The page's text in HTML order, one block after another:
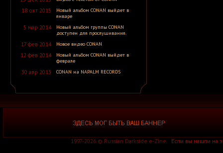
A-Z
A.A. Williams
A.D. 2020
A.M.E.N.
A.N.I.M.A.L.
A.P.
A.R.G.
A.Tchort
Aabsinthe
Aaetheria
Aarni
Aasar
Ab Aeterno
18 окт 2015
Новый альбом CONAN выйдет в
январе
5 мар 2014
Новый альбом группы CONAN
доступен для прослушивания.
17 фев 2014 Новое видео CONAN
12 фев 2014
Новый альбом CONAN выйдет в
феврале
30 апр 2013 CONAN на NAPALM RECORDS
1997-2026 © Russian Darkside e-Zine. Если вы нашли на